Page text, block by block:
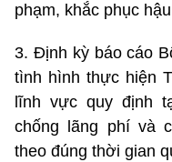
phạm, khắc phục
3. Định kỳ báo cáo
tình hình thực hiện
lĩnh vực quy định
chống lãng phí và
theo đúng thời gian